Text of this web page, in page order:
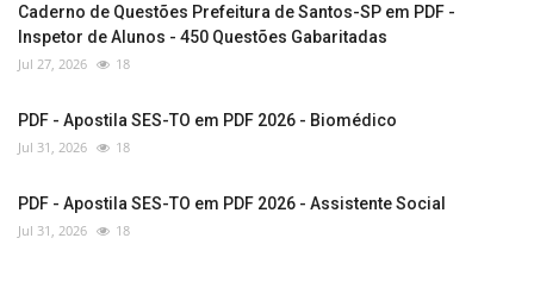
Caderno de Questões Prefeitura de Santos-SP em PDF -
Inspetor de Alunos - 450 Questões Gabaritadas
Jul 27, 2026 18
PDF - Apostila SES-TO em PDF 2026 - Biomédico
Jul 31, 2026 18
PDF - Apostila SES-TO em PDF 2026 - Assistente Social
Jul 31, 2026 18